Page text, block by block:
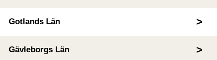
Gotlands Län
Gävleborgs Län